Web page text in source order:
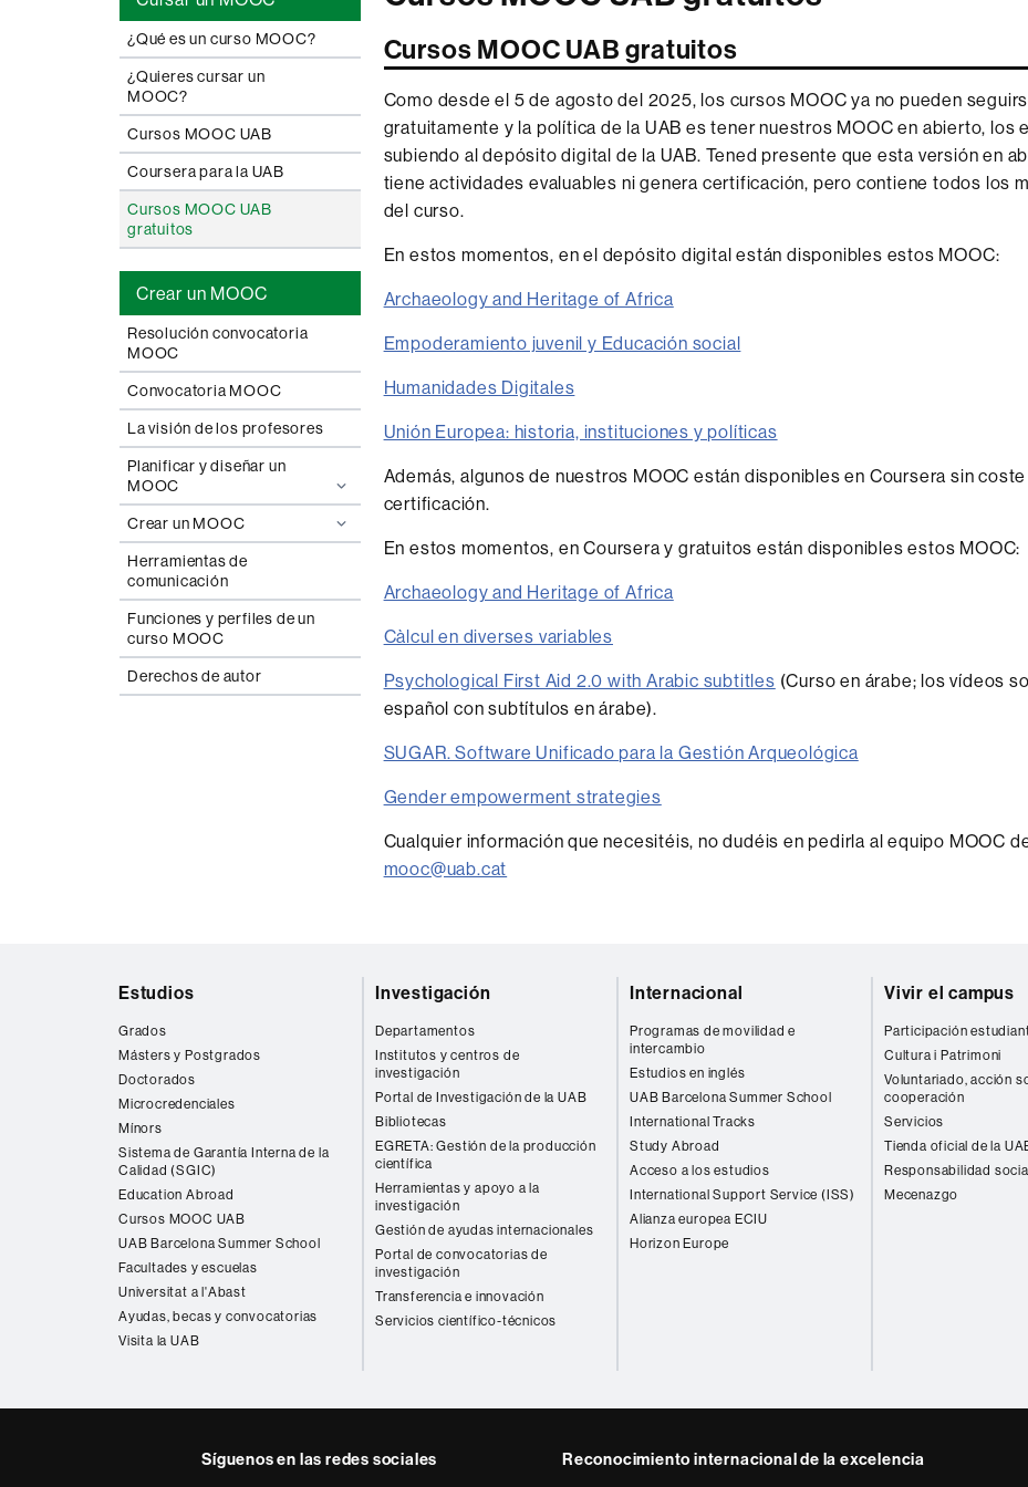
¿Qué es un curso MOOC?
¿Quieres cursar un
MOOC?
Cursos MOOC UAB
Coursera para la UAB
Cursos MOOC UAB
gratuitos
Crear un MOOC
Resolución convocatoria
MOOC
Convocatoria MOOC
La visión de los profesores
Planificar y diseñar un
MOOC
Crear un MOOC
Herramientas de
comunicación
Funciones y perfiles de un
curso MOOC
Derechos de autor
Cursos MOOC UAB gratuitos
Como desde el 5 de agosto del 2025, los cursos MOOC ya no pueden
gratuitamente y la política de la UAB es tener nuestros MOOC en abierto, los
subiendo al depósito digital de la UAB. Tened presente que esta versión en
tiene actividades evaluables ni genera certificación, pero contiene todos los
del curso.
En estos momentos, en el depósito digital están disponibles estos MOOC:
Archaeology and Heritage of Africa
Empoderamiento juvenil y Educación social
Humanidades Digitales
Unión Europea: historia, instituciones y políticas
Además, algunos de nuestros MOOC están disponibles en Coursera sin
certificación.
En estos momentos, en Coursera y gratuitos están disponibles estos MOOC:
Archaeology and Heritage of Africa
Càlcul en diverses variables
Psychological First Aid 2.0 with Arabic subtitles (Curso en árabe; los vídeos
español con subtítulos en árabe).
SUGAR. Software Unificado para la Gestión Arqueológica
Gender empowerment strategies
Cualquier información que necesitéis, no dudéis en pedirla al equipo MOOC
mooc@uab.cat
Estudios
Grados
Másters y Postgrados
Doctorados
Microcredenciales
Mínors
Sistema de Garantía Interna de la
Calidad (SGIC)
Education Abroad
Cursos MOOC UAB
UAB Barcelona Summer School
Facultades y escuelas
Universitat a l'Abast
Ayudas, becas y convocatorias
Visita la UAB
Investigación
Departamentos
Institutos y centros de
investigación
Portal de Investigación de la UAB
Bibliotecas
EGRETA: Gestión de la producción
científica
Herramientas y apoyo a la
investigación
Gestión de ayudas internacionales
Portal de convocatorias de
investigación
Transferencia e innovación
Servicios científico-técnicos
Internacional
Programas de movilidad e
intercambio
Estudios en inglés
UAB Barcelona Summer School
International Tracks
Study Abroad
Acceso a los estudios
International Support Service (ISS)
Alianza europea ECIU
Horizon Europe
Vivir el campus
Participación
Cultura i Patrimoni
Voluntariado, acción
cooperación
Servicios
Tienda oficial de la
Responsabilidad
Mecenazgo
Síguenos en las redes sociales Reconocimiento internacional de la excelencia